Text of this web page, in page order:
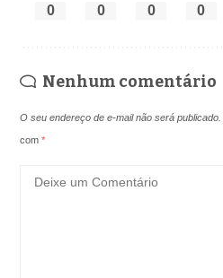
0 0 0 0
Nenhum comentário
O seu endereço de e-mail não será publicado.
com*